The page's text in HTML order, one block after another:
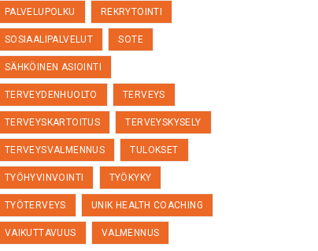
PALVELUPOLKU REKRYTOINTI
SOSIAALIPALVELUT SOTE
SÄHKÖINEN ASIOINTI
TERVEYDENHUOLTO TERVEYS
TERVEYSKARTOITUS TERVEYSKYSELY
TERVEYSVALMENNUS TULOKSET
TYÖHYVINVOINTI TYÖKYKY
TYÖTERVEYS UNIK HEALTH COACHING
VAIKUTTAVUUS VALMENNUS